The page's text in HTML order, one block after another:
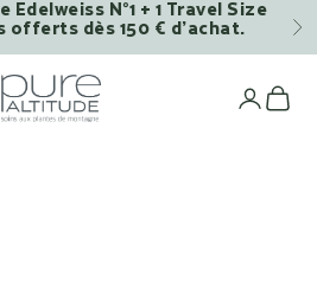
Edelweiss N°1 + 1 Travel Size
offerts dès 150 € d’achat.
Pure Altitude